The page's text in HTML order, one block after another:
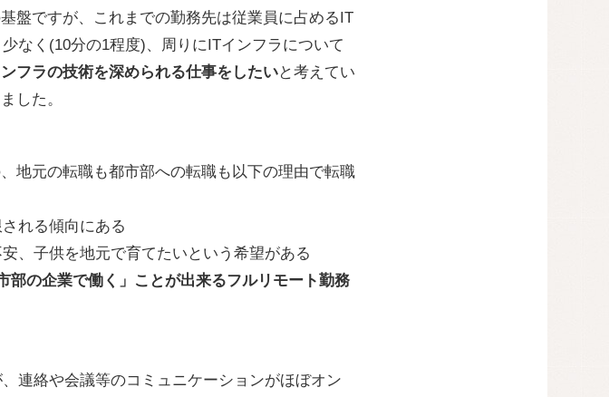
盤ですが、これまでの勤務先は従業員に占めるIT
なく(10分の1程度)、周りにITインフラについて
フラの技術を深められる仕事をしたいと考えてい
した。
地元の転職も都市部への転職も以下の理由で転職
れる傾向にある
、子供を地元で育てたいという希望がある
部の企業で働く」ことが出来るフルリモート勤務
連絡や会議等のコミュニケーションがほぼオン